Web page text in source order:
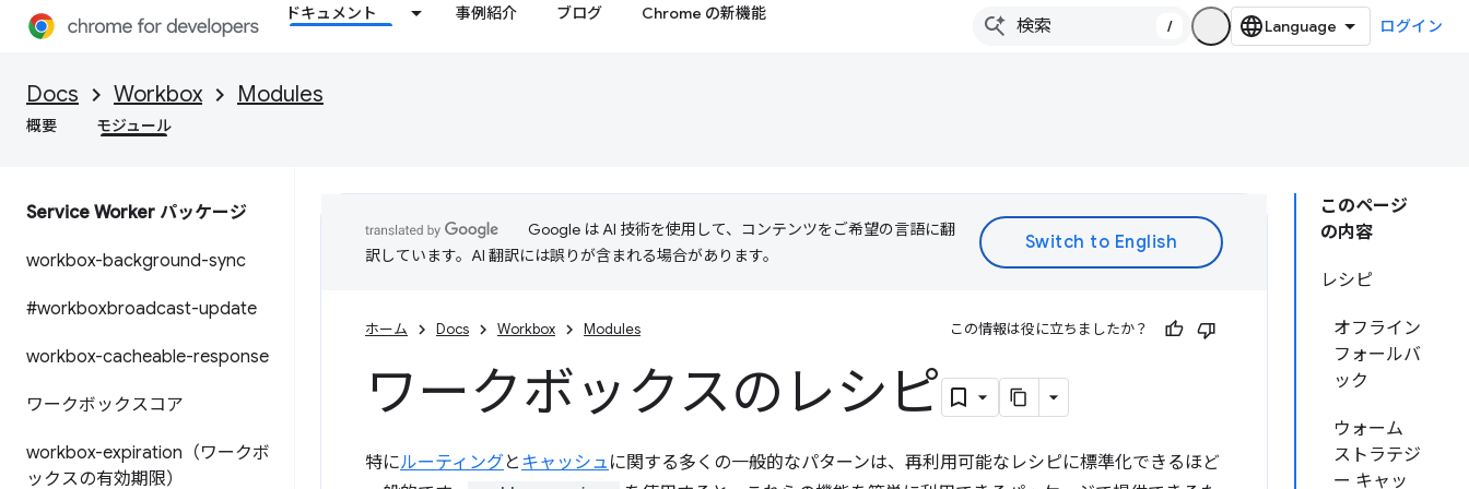
ドキュメント 事例紹介 ブログ Chrome の新機能
/ ログイン
Docs Workbox Modules
概要 モジュール
Service Worker パッケージ
workbox-background-sync
#workboxbroadcast-update
workbox-cacheable-response
ワークボックスコア
workbox-expiration（ワークボ
ックスの有効期限）
このページ
の内容
レシピ
オフライン
フォールバ
ック
ウォーム
ストラテジ
ー キャッ
Google は AI 技術を使用して、コンテンツをご希望の言語に翻
訳しています。AI 翻訳には誤りが含まれる場合があります。
ホーム Docs Workbox Modules この情報は役に立ちましたか？
ワークボックスのレシピ
特にルーティングと キャッシュ に関する多くの一般的なパターンは、再利用可能なレシピに標準化できるほど